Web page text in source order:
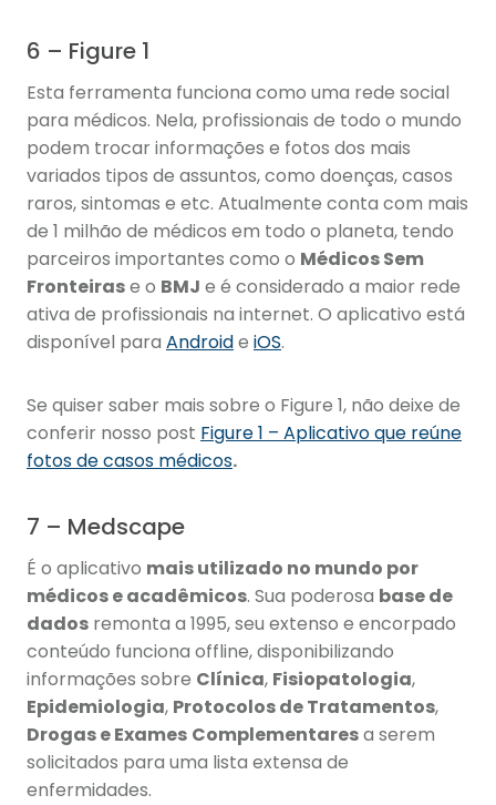
6 – Figure 1
Esta ferramenta funciona como uma rede social
para médicos. Nela, profissionais de todo o mundo
podem trocar informações e fotos dos mais
variados tipos de assuntos, como doenças, casos
raros, sintomas e etc. Atualmente conta com mais
de 1 milhão de médicos em todo o planeta, tendo
parceiros importantes como o Médicos Sem
Fronteirase o BMJ e é considerado a maior rede
ativa de profissionais na internet. O aplicativo está
disponível para Androide iOS.
Se quiser saber mais sobre o Figure 1, não deixe de
conferir nosso post Figure 1 – Aplicativo que reúne
fotos de casos médicos.
7 – Medscape
É o aplicativo mais utilizado no mundo por
médicos e acadêmicos. Sua poderosa base de
dados remonta a 1995, seu extenso e encorpado
conteúdo funciona offline, disponibilizando
informações sobre Clínica, Fisiopatologia,
Epidemiologia, Protocolos de Tratamentos,
Drogas e Exames Complementaresa serem
solicitados para uma lista extensa de
enfermidades.